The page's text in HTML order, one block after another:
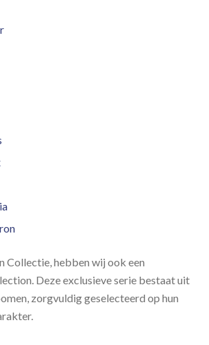
Collectie, hebben wij ook een
Deze exclusieve serie bestaat uit
zorgvuldig geselecteerd op hun